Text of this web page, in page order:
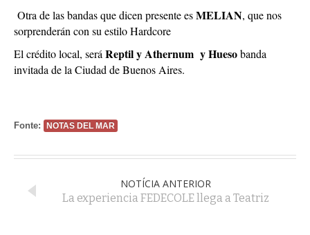
Otra de las bandas que dicen presente esMELIAN, que nos
sorprenderán con su estilo Hardcore
El crédito local, será Reptil y Athernum y Huesobanda
invitada de la Ciudad de Buenos Aires.
Fonte: NOTAS DEL MAR
NOTÍCIA ANTERIOR
La experiencia FEDECOLE llega a Teatriz